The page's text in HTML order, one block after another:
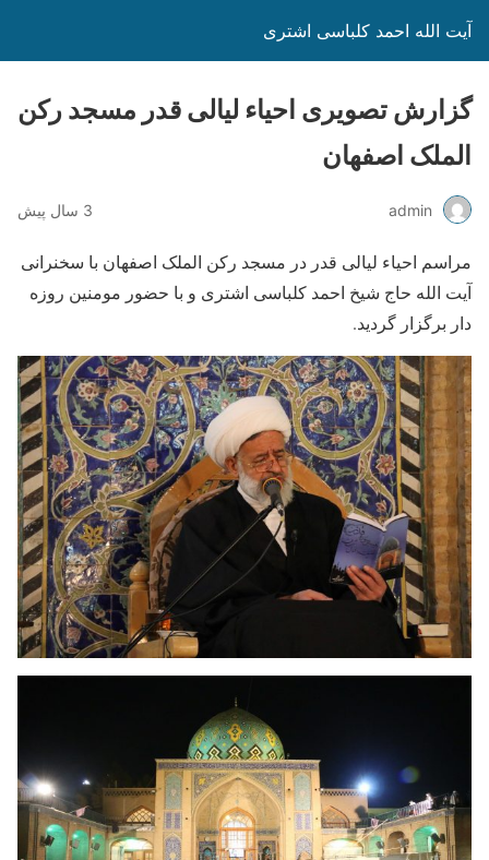
آیت الله احمد کلباسی اشتری
گزارش تصویری احیاء لیالی قدر مسجد رکن
الملک اصفهان
admin 3 سال پیش
مراسم احیاء لیالی قدر در مسجد رکن الملک اصفهان با سخنرانی
آیت الله حاج شیخ احمد کلباسی اشتری و با حضور مومنین روزه
دار برگزار گردید.